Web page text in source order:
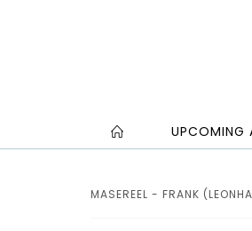
UPCOMING
MASEREEL - FRANK